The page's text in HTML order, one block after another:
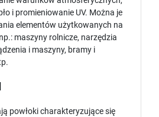
i promieniowanie UV. Można je
elementów użytkowanych na
maszyny rolnicze, narzędzia
i maszyny, bramy i
powłoki charakteryzujące się